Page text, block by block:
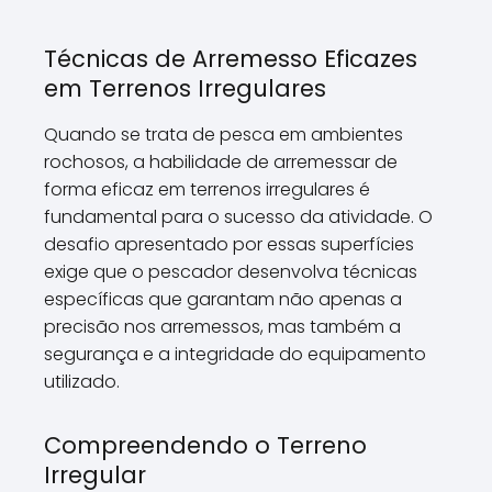
Técnicas de Arremesso Eficazes
em Terrenos Irregulares
Quando se trata de pesca em ambientes
rochosos, a habilidade de arremessar de
forma eficaz em terrenos irregulares é
fundamental para o sucesso da atividade. O
desafio apresentado por essas superfícies
exige que o pescador desenvolva técnicas
específicas que garantam não apenas a
precisão nos arremessos, mas também a
segurança e a integridade do equipamento
utilizado.
Compreendendo o Terreno
Irregular